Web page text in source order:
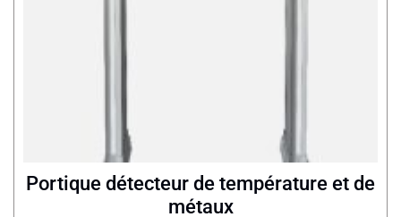
Portique détecteur de température et de
métaux